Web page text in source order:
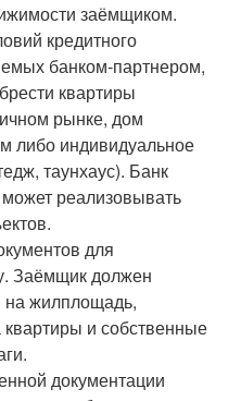
заёмщиком.
кредитного
банком-партнером,
квартиры
рынке, дом
либо индивидуальное
таунхаус). Банк
реализовывать
для
Заёмщик должен
на жилплощадь,
и собственные
документации